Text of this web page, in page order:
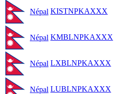
Népal KISTNPKAXXX
Népal KMBLNPKAXXX
Népal LXBLNPKAXXX
Népal LUBLNPKAXXX